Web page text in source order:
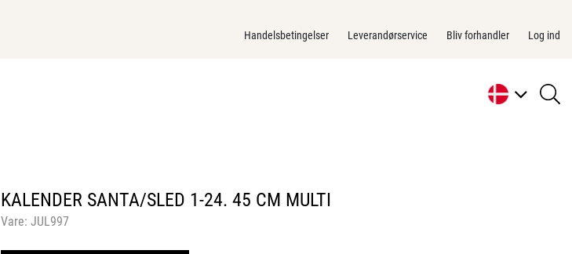
Handelsbetingelser Leverandørservice Bliv forhandler Log ind
KALENDER SANTA/SLED 1-24. 45 CM MULTI
Vare:JUL997